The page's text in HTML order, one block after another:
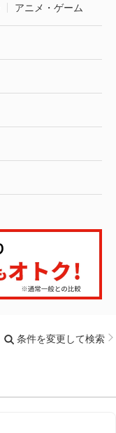
アニメ・ゲーム
条件を変更して検索